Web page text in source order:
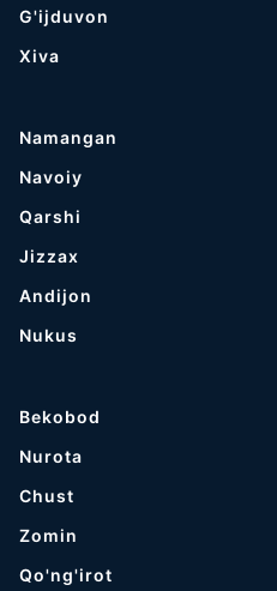
G'ijduvon
Хiva
Namangan
Navoiy
Qarshi
Jizzax
Andijon
Nukus
Bekobod
Nurota
Chust
Zomin
Qo'ng'irot